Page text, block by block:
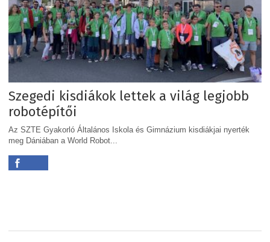
Szegedi kisdiákok lettek a világ legjobb
robotépítői
Az SZTE Gyakorló Általános Iskola és Gimnázium kisdiákjai nyerték
meg Dániában a World Robot...